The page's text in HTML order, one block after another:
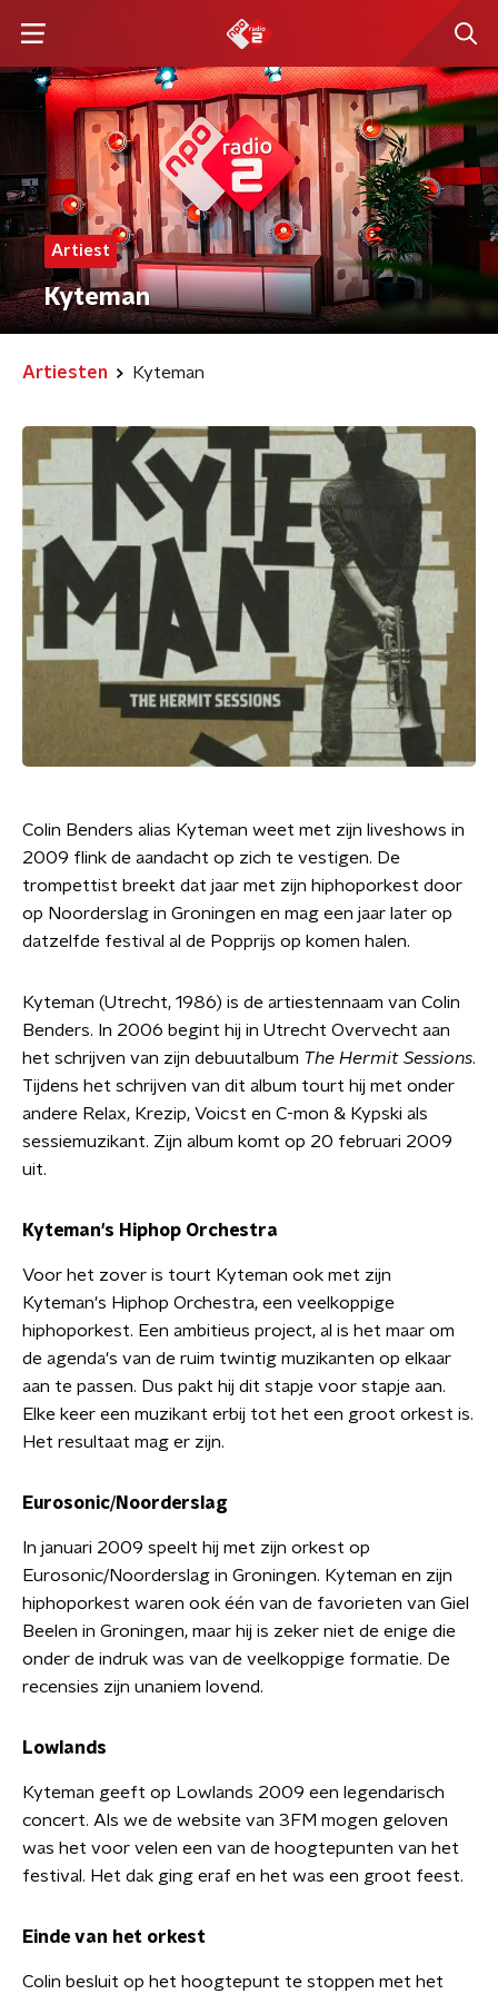
Artiest
Kyteman
Artiesten Kyteman
Colin Benders alias Kyteman weet met zijn liveshows in
2009 flink de aandacht op zich te vestigen. De
trompettist breekt dat jaar met zijn hiphoporkest door
op Noorderslag in Groningen en mag een jaar later op
datzelfde festival al de Popprijs op komen halen.
Kyteman (Utrecht, 1986) is de artiestennaam van Colin
Benders. In 2006 begint hij in Utrecht Overvecht aan
het schrijven van zijn debuutalbum The Hermit Sessions.
Tijdens het schrijven van dit album tourt hij met onder
andere Relax, Krezip, Voicst en C-mon & Kypski als
sessiemuzikant. Zijn album komt op 20 februari 2009
uit.
Kyteman's Hiphop Orchestra
Voor het zover is tourt Kyteman ook met zijn
Kyteman's Hiphop Orchestra, een veelkoppige
hiphoporkest. Een ambitieus project, al is het maar om
de agenda's van de ruim twintig muzikanten op elkaar
aan te passen. Dus pakt hij dit stapje voor stapje aan.
Elke keer een muzikant erbij tot het een groot orkest is.
Het resultaat mag er zijn.
Eurosonic/Noorderslag
In januari 2009 speelt hij met zijn orkest op
Eurosonic/Noorderslag in Groningen. Kyteman en zijn
hiphoporkest waren ook één van de favorieten van Giel
Beelen in Groningen, maar hij is zeker niet de enige die
onder de indruk was van de veelkoppige formatie. De
recensies zijn unaniem lovend.
Lowlands
Kyteman geeft op Lowlands 2009 een legendarisch
concert. Als we de website van 3FM mogen geloven
was het voor velen een van de hoogtepunten van het
festival. Het dak ging eraf en het was een groot feest.
Einde van het orkest
Colin besluit op het hoogtepunt te stoppen met het